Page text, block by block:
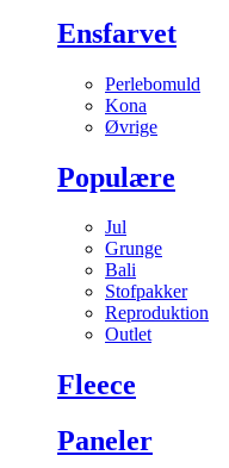
Ensfarvet
Perlebomuld
Kona
Øvrige
Populære
Jul
Grunge
Bali
Stofpakker
Reproduktion
Outlet
Fleece
Paneler